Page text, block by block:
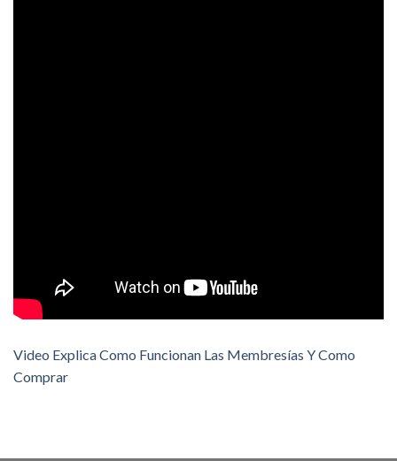
Video Explica Como Funcionan Las Membresías Y Como
Comprar